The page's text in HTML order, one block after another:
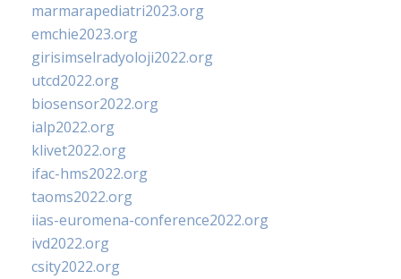
marmarapediatri2023.org
emchie2023.org
girisimselradyoloji2022.org
utcd2022.org
biosensor2022.org
ialp2022.org
klivet2022.org
ifac-hms2022.org
taoms2022.org
iias-euromena-conference2022.org
ivd2022.org
csity2022.org